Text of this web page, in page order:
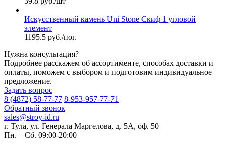
Искусственный камень Uni Stone Скиф 1 угловой
элемент
1195.5 руб./пог.
Нужна консультация?
Подробнее расскажем об ассортименте, способах доставки и
оплаты, поможем с выбором и подготовим индивидуальное
предложение.
Задать вопрос
8 (4872) 58-77-77 8-953-957-77-71
Обратный звонок
sales@stroy-id.ru
г. Тула, ул. Генерала Маргелова, д. 5А, оф. 50
Пн. – Cб. 09:00-20:00